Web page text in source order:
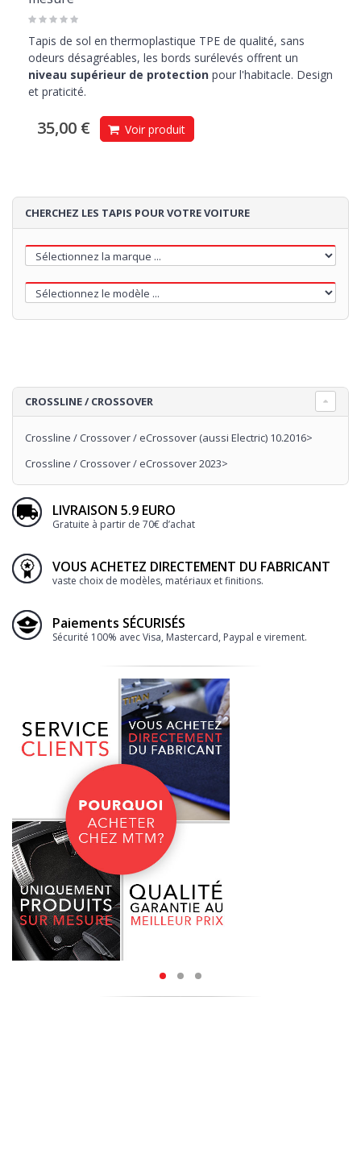
Tapis de sol en thermoplastique TPE de qualité, sans
odeurs désagréables, les bords surélevés offrent un
niveau supérieur de protection pour l'habitacle. Design
et praticité.
35,00 € Voir produit
CHERCHEZ LES TAPIS POUR VOTRE VOITURE
CROSSLINE / CROSSOVER
Crossline / Crossover / eCrossover (aussi Electric) 10.2016>
Crossline / Crossover / eCrossover 2023>
LIVRAISON 5.9 EURO
Gratuite à partir de 70€ d’achat
VOUS ACHETEZ DIRECTEMENT DU FABRICANT
vaste choix de modèles, matériaux et finitions.
Paiements SÉCURISÉS
Sécurité 100% avec Visa, Mastercard, Paypal e virement.